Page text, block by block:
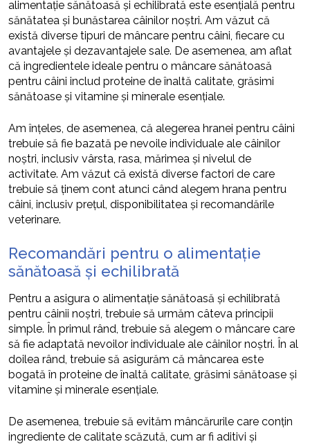
alimentație sănătoasă și echilibrată este esențială pentru
sănătatea și bunăstarea câinilor noștri. Am văzut că
există diverse tipuri de mâncare pentru câini, fiecare cu
avantajele și dezavantajele sale. De asemenea, am aflat
că ingredientele ideale pentru o mâncare sănătoasă
pentru câini includ proteine de înaltă calitate, grăsimi
sănătoase și vitamine și minerale esențiale.
Am înțeles, de asemenea, că alegerea hranei pentru câini
trebuie să fie bazată pe nevoile individuale ale câinilor
noștri, inclusiv vârsta, rasa, mărimea și nivelul de
activitate. Am văzut că există diverse factori de care
trebuie să ținem cont atunci când alegem hrana pentru
câini, inclusiv prețul, disponibilitatea și recomandările
veterinare.
Recomandări pentru o alimentație
sănătoasă și echilibrată
Pentru a asigura o alimentație sănătoasă și echilibrată
pentru câinii noștri, trebuie să urmăm câteva principii
simple. În primul rând, trebuie să alegem o mâncare care
să fie adaptată nevoilor individuale ale câinilor noștri. În al
doilea rând, trebuie să asigurăm că mâncarea este
bogată în proteine de înaltă calitate, grăsimi sănătoase și
vitamine și minerale esențiale.
De asemenea, trebuie să evităm mâncărurile care conțin
ingrediente de calitate scăzută, cum ar fi aditivi și